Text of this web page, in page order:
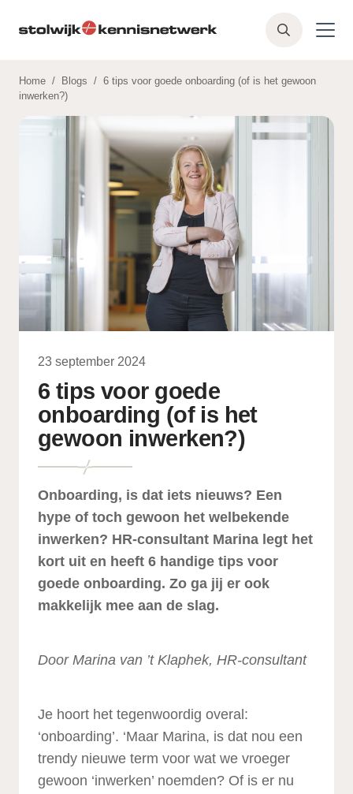
Z
k
n
Home / Blogs / 6 tips voor goede onboarding (of is het gewoon
inwerken?)
23 september 2024
6 tips voor goede
onboarding (of is het
gewoon inwerken?)
Onboarding, is dat iets nieuws? Een
hype of toch gewoon het welbekende
inwerken? HR-consultant Marina legt het
kort uit en heeft 6 handige tips voor
goede onboarding. Zo ga jij er ook
makkelijk mee aan de slag.
Door Marina van ’t Klaphek, HR-consultant
Je hoort het tegenwoordig overal:
‘onboarding’. ‘Maar Marina, is dat nou een
trendy nieuwe term voor wat we vroeger
gewoon ‘inwerken’ noemden? Of is er nu